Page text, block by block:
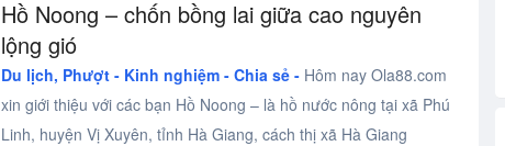
Hồ Noong – chốn bồng lai giữa cao nguyên
lộng gió
Du lịch, Phượt - Kinh nghiệm - Chia sẻ - Hôm nay Ola88.com
xin giới thiệu với các bạn Hồ Noong – là hồ nước nông tại xã Phú
Linh, huyện Vị Xuyên, tỉnh Hà Giang, cách thị xã Hà Giang